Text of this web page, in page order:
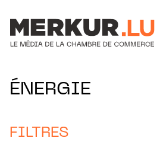
ÉNERGIE
FILTRES